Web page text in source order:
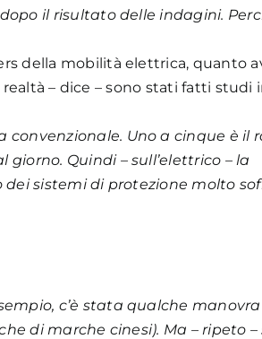
il risultato delle indagini.
della mobilità elettrica, quanto
– dice – sono stati fatti studi
Uno a cinque è il
Quindi – sull’elettrico – la
sistemi di protezione molto
c’è stata qualche
di marche cinesi). Ma – ripeto –